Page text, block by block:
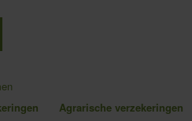
Agrarische verzekeringen